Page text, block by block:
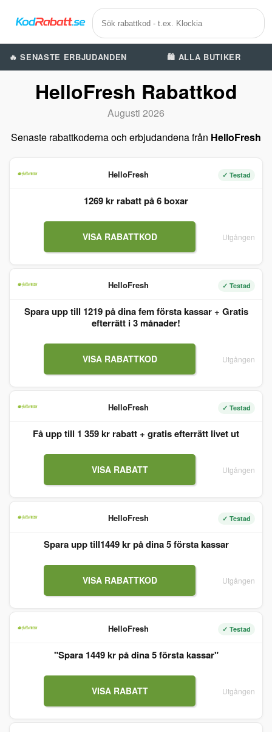
🔥 SENASTE ERBJUDANDEN 🛍️ ALLA BUTIKER
HelloFresh Rabattkod
Augusti 2026
Senaste rabattkoderna och erbjudandena från HelloFresh
HelloFresh ✓ Testad
1269 kr rabatt på 6 boxar
VISA RABATTKOD Utgången
HelloFresh ✓ Testad
Spara upp till 1219 på dina fem första kassar + Gratis
efterrätt i 3 månader!
VISA RABATTKOD Utgången
HelloFresh ✓ Testad
Få upp till 1 359 kr rabatt + gratis efterrätt livet ut
VISA RABATT Utgången
HelloFresh ✓ Testad
Spara upp till1449 kr på dina 5 första kassar
VISA RABATTKOD Utgången
HelloFresh ✓ Testad
"Spara 1449 kr på dina 5 första kassar"
VISA RABATT Utgången